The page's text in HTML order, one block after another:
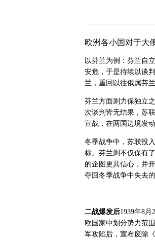
欧洲各小国对于大
以芬兰为例：芬兰自
安危，于是持续以谈
兰，重回以往俄属芬兰
芬兰方面则力保独立
次谈判皆无结果，苏
宣战，在两国边境发
冬季战争中，苏联投
标。芬兰则不仅保有
的企图更具信心，并
夺回冬季战争中失去的
二战爆发后1939年8月
欧国家中划分势力范
军攻陷后，宣布废除